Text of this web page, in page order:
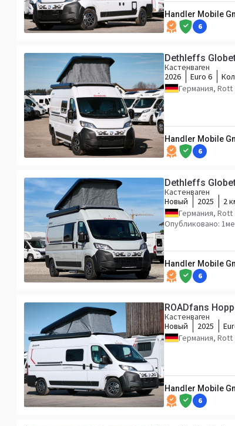
Handler Mobile
6
Dethleffs
Кастенваген
2026
Euro 6
Германия, Rott
Handler Mobile
6
Dethleffs
Кастенваген
Новый
2025 2
Германия, Rott
Опубликовано:
Handler Mobile
6
ROADfans
Кастенваген
Новый
2025
Германия, Rott
Handler Mobile
6